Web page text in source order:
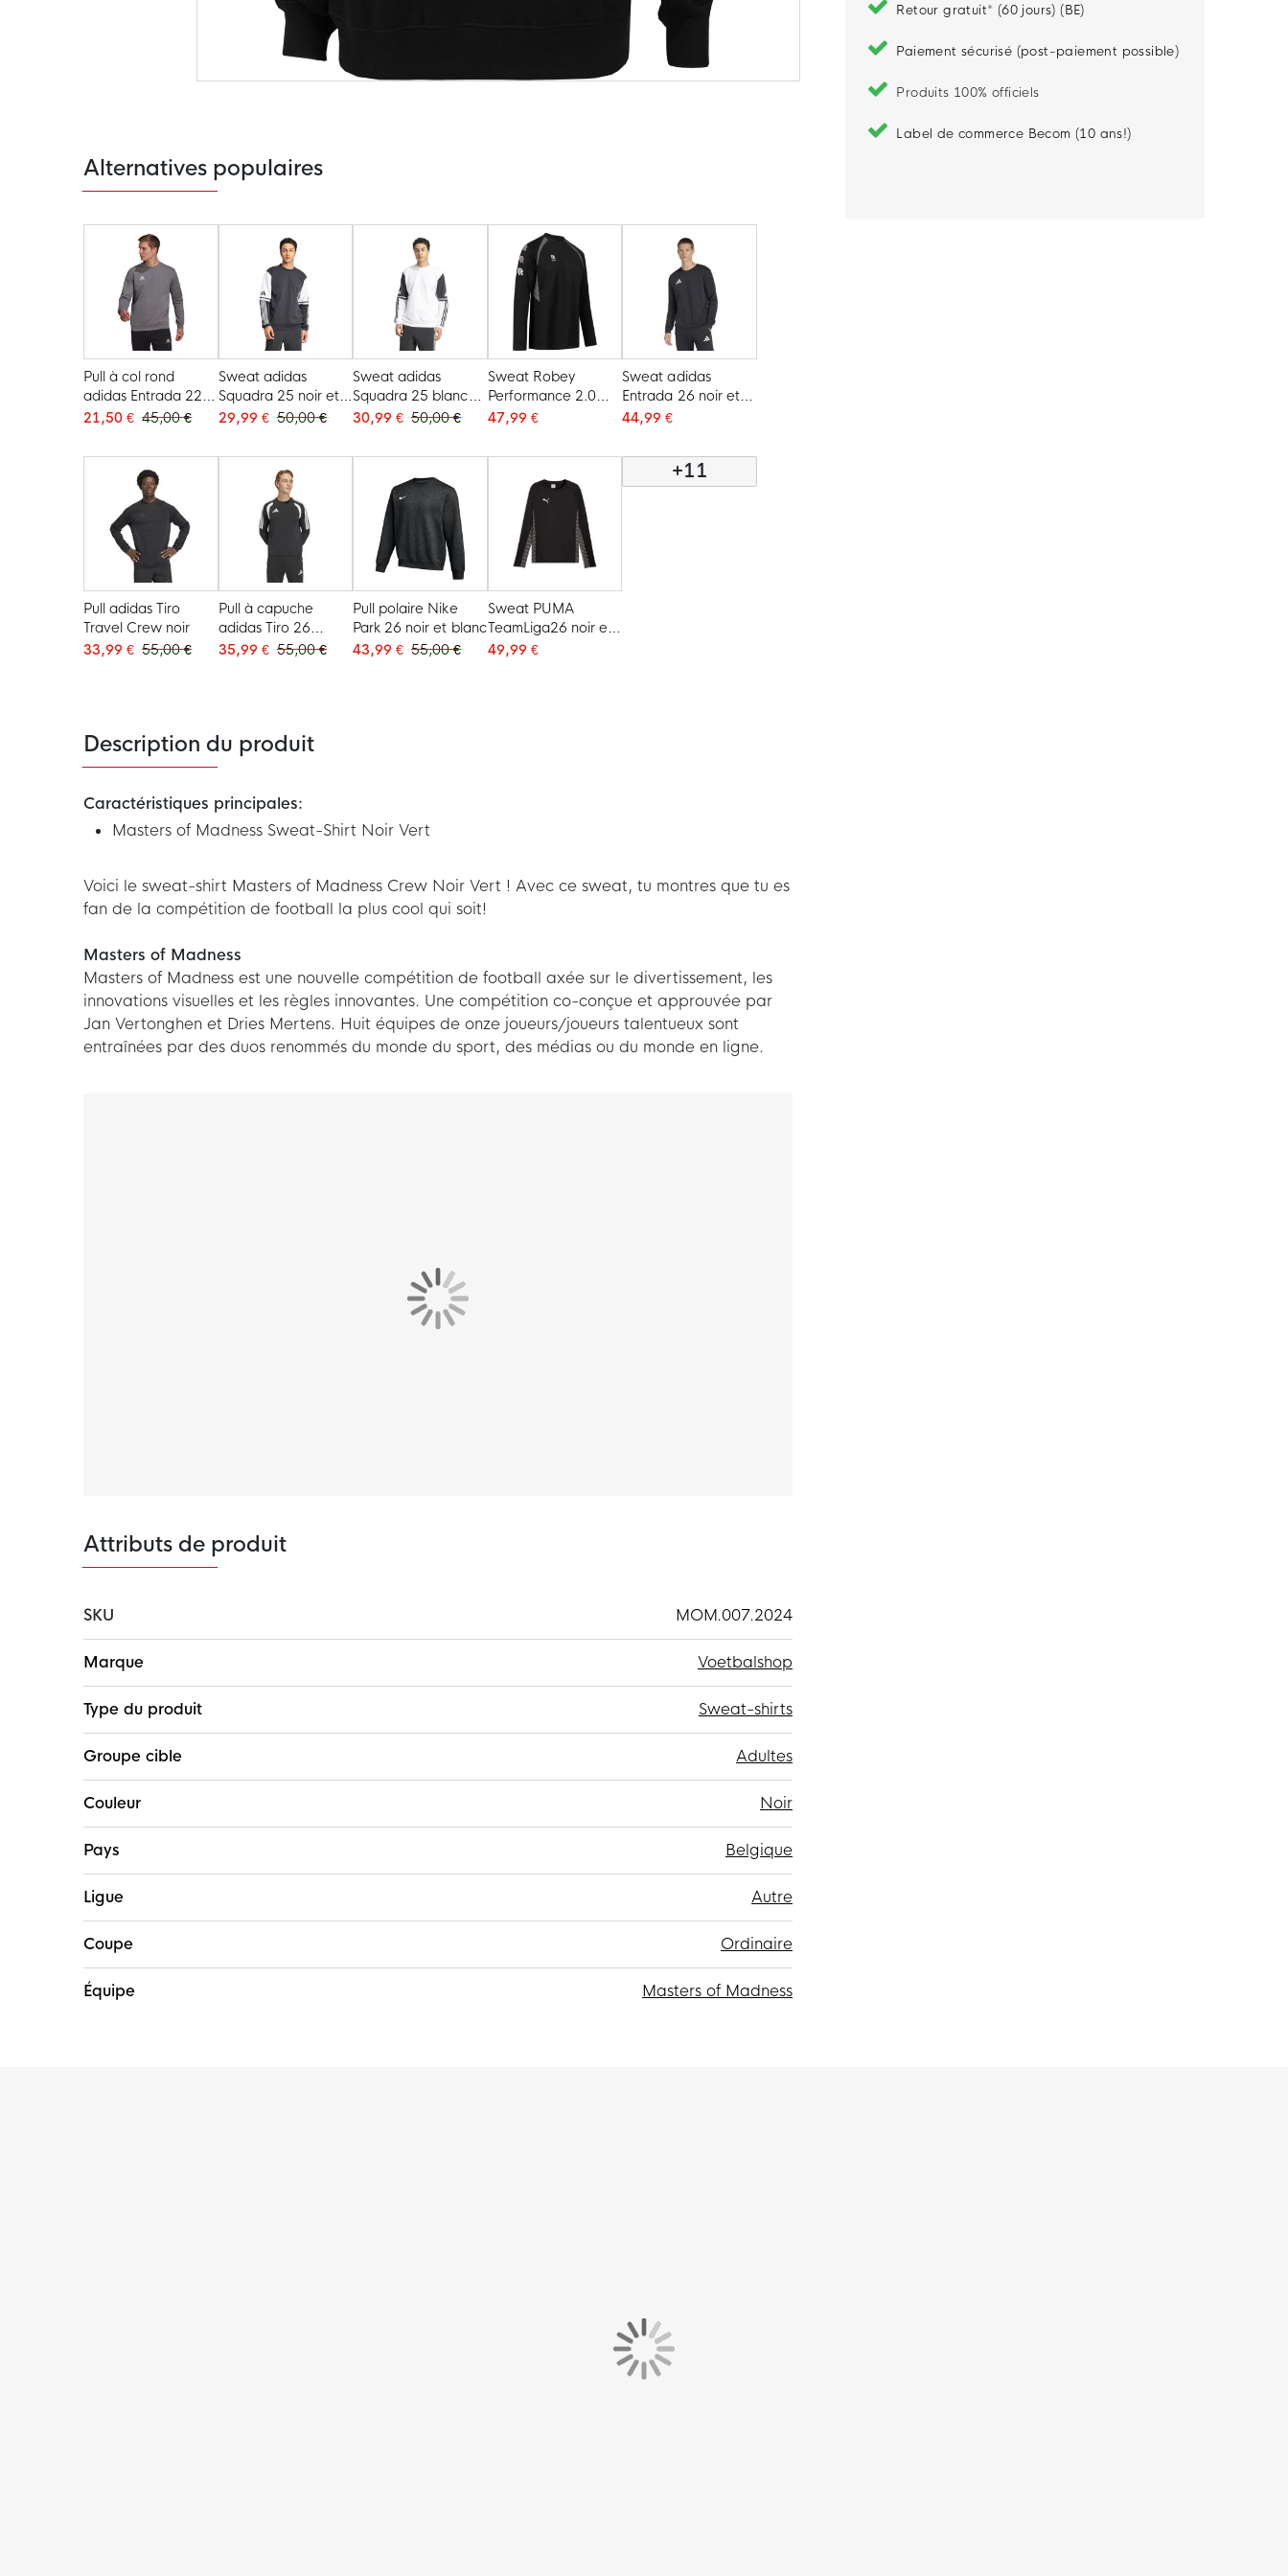
Galerie
d’images
Retour gratuit* (60 jours) (BE)
Paiement sécurisé (post-paiement possible)
Produits 100% officiels
Label de commerce Becom (10 ans!)
Alternatives populaires
Pull à col rond
adidas Entrada 22
gris et blanc
21,50 € 45,00 €
Sweat adidas
Squadra 25 noir et
blanc
29,99 € 50,00 €
Sweat adidas
Squadra 25 blanc
noir
30,99 € 50,00 €
Sweat Robey
Performance 2.0
noir
47,99 €
Sweat adidas
Entrada 26 noir et
blanc
44,99 €
Pull adidas Tiro
Travel Crew noir
33,99 € 55,00 €
Pull à capuche
adidas Tiro 26
League noir et blanc
35,99 € 55,00 €
Pull polaire Nike
Park 26 noir et blanc
43,99 € 55,00 €
Sweat PUMA
TeamLiga26 noir et
blanc
49,99 €
+11
Description du produit
Caractéristiques principales:
Masters of Madness Sweat-Shirt Noir Vert
Voici le sweat-shirt Masters of Madness Crew Noir Vert ! Avec ce sweat, tu montres que tu es
fan de la compétition de football la plus cool qui soit!
Masters of Madness
Masters of Madness est une nouvelle compétition de football axée sur le divertissement, les
innovations visuelles et les règles innovantes. Une compétition co-conçue et approuvée par
Jan Vertonghen et Dries Mertens. Huit équipes de onze joueurs/joueurs talentueux sont
entraînées par des duos renommés du monde du sport, des médias ou du monde en ligne.
Attributs de produit
SKU
MOM.007.2024
d'infos
Marque Voetbalshop
Type du produit Sweat-shirts
Groupe cible Adultes
Couleur Noir
Pays Belgique
Ligue Autre
Coupe Ordinaire
Équipe Masters of Madness